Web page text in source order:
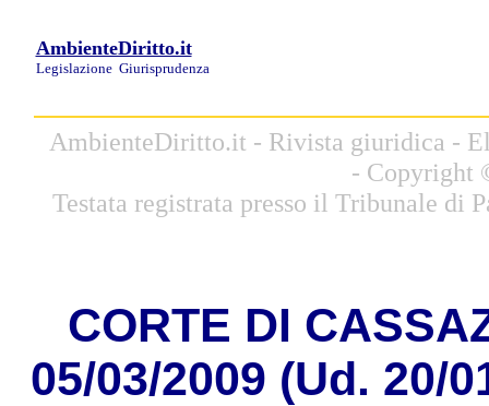
AmbienteDiritto.it
Legislazione Giurisprudenza
AmbienteDiritto.it - Rivista giuridica -
- Copyright
Testata registrata presso il Tribunale di
CORTE DI
05/03/2009 (Ud. 20/